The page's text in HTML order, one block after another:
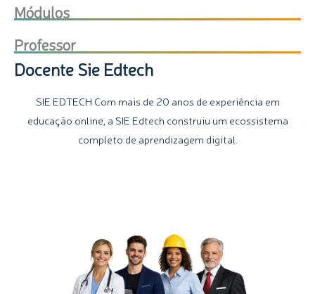
Módulos
Professor
Docente Sie Edtech
SIE EDTECH Com mais de 20 anos de experiência em
educação online, a SIE Edtech construiu um ecossistema
completo de aprendizagem digital.